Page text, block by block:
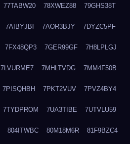
77TABW20 78XWEZ88 79GHS38T
7AIBYJBI 7AOR3BJY 7DYZC5PF
7FX48QP3 7GER99GF 7H8LPLGJ
7LVURME7 7MHLTVDG 7MM4F50B
7PISQHBH 7PKT2VUV 7PVZ4BY4
7TYDPROM 7UA3TIBE 7UTVLU59
804ITWBC 80M18M6R 81F9BZC4